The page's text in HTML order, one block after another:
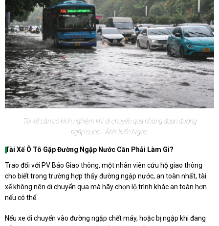
Tài xế cần có kinh nghiệm khi di chuyển qua những đoạn đường
ngập nước - Ảnh: Biển Ngọc.
Tài Xế Ô Tô Gặp Đường Ngập Nước Cần Phải Làm Gì?
Trao đổi với PV Báo Giao thông, một nhân viên cứu hộ giao thông
cho biết trong trường hợp thấy đường ngập nước, an toàn nhất, tài
xế không nên di chuyển qua mà hãy chọn lộ trình khác an toàn hơn
nếu có thể.
Nếu xe di chuyển vào đường ngập chết máy, hoặc bị ngập khi đang